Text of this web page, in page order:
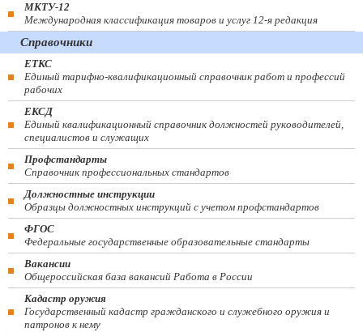
МКТУ-12
Международная классификация товаров и услуг 12-я редакция
Справочники
ЕТКС
Единый тарифно-квалификационный справочник работ и профессий
рабочих
ЕКСД
Единый квалификационный справочник должностей руководителей,
специалистов и служащих
Профстандарты
Справочник профессиональных стандартов
Должностные инструкции
Образцы должностных инструкций с учетом профстандартов
ФГОС
Федеральные государственные образовательные стандарты
Вакансии
Общероссийская база вакансий Работа в России
Кадастр оружия
Государственный кадастр гражданского и служебного оружия и
патронов к нему